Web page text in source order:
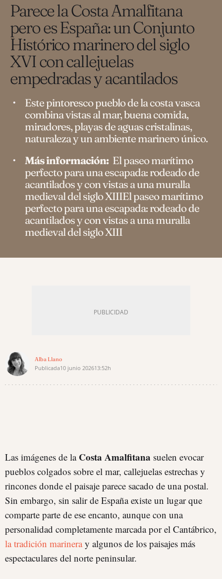
Parece la Costa Amalfitana
pero es España: un Conjunto
Histórico marinero del siglo
XVI con callejuelas
empedradas y acantilados
Este pintoresco pueblo de la costa vasca
combina vistas al mar, buena comida,
miradores, playas de aguas cristalinas,
naturaleza y un ambiente marinero único.
Más información: El paseo marítimo
perfecto para una escapada: rodeado de
acantilados y con vistas a una muralla
medieval del siglo XIIIEl paseo marítimo
perfecto para una escapada: rodeado de
acantilados y con vistas a una muralla
medieval del siglo XIII
Alba Llano
Publicada10 junio 202613:52h
Las imágenes de la Costa Amalfitana suelen evocar
pueblos colgados sobre el mar, callejuelas estrechas y
rincones donde el paisaje parece sacado de una postal.
Sin embargo, sin salir de España existe un lugar que
comparte parte de ese encanto, aunque con una
personalidad completamente marcada por el Cantábrico,
la tradición marineray algunos de los paisajes más
espectaculares del norte peninsular.